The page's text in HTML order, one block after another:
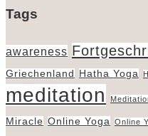
Tags
awareness
Griechenland Hatha Yoga
meditation
Miracle Online Yoga Online